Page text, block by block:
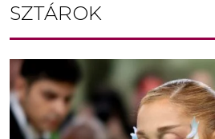
SZTÁROK